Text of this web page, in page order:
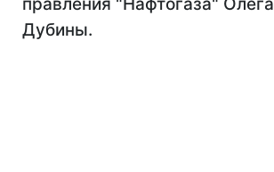
Дубины.